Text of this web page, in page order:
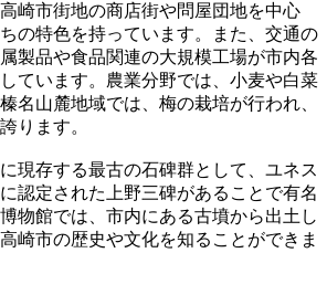
崎市街地の商店街や問屋団地を中心
の特色を持っています。また、交通の
製品や食品関連の大規模工場が市内各
ています。農業分野では、小麦や白菜
名山麓地域では、梅の栽培が行われ、
ります。
現存する最古の石碑群として、ユネス
認定された上野三碑があることで有名
物館では、市内にある古墳から出土し
崎市の歴史や文化を知ることができま